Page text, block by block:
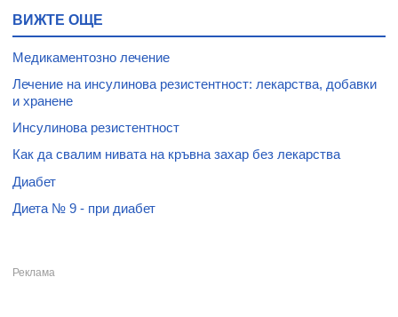
ВИЖТЕ ОЩЕ
Медикаментозно лечение
Лечение на инсулинова резистентност: лекарства, добавки
и хранене
Инсулинова резистентност
Как да свалим нивата на кръвна захар без лекарства
Диабет
Диета № 9 - при диабет